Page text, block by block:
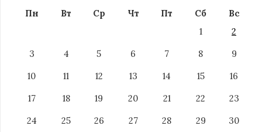
Пн Вт Ср Чт Пт Сб
Вс
1
2
3
4 5 6 7 8
9
10
11 12 13 14 15
16
17
18 19 20 21 22
23
24
25 26 27 28 29
30